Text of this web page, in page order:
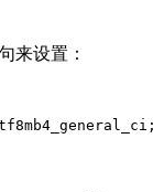
来设置：